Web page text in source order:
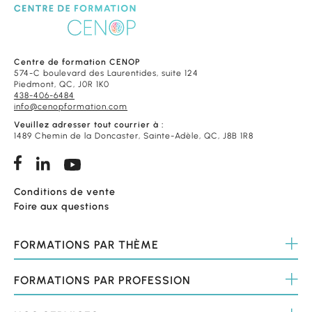
Centre de formation CENOP
574-C boulevard des Laurentides, suite 124
Piedmont, QC, J0R 1K0
438-406-6484
info@cenopformation.com
Veuillez adresser tout courrier à :
1489 Chemin de la Doncaster, Sainte-Adèle, QC, J8B 1R8
Conditions de vente
Foire aux questions
FORMATIONS PAR THÈME
FORMATIONS PAR PROFESSION